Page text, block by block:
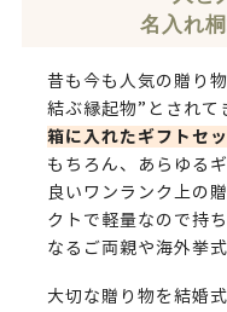
名入れ
昔も今も人気の贈り
結ぶ縁起物”とされて
箱に入れたギフトセ
もちろん、あらゆる
良いワンランク上の
クトで軽量なので持
なるご両親や海外挙
大切な贈り物を結婚